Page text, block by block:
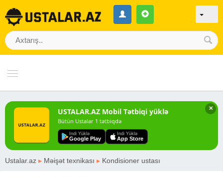
✕
USTALAR.AZ Mobil Tətbiqi yüklə
Bütün Ustalar 1 tətbiqdə
Indi Yüklə
Google Play
Indi Yüklə
App Store
Ustalar.az ▸ Məişət texnikası ▸ Kondisioner ustası